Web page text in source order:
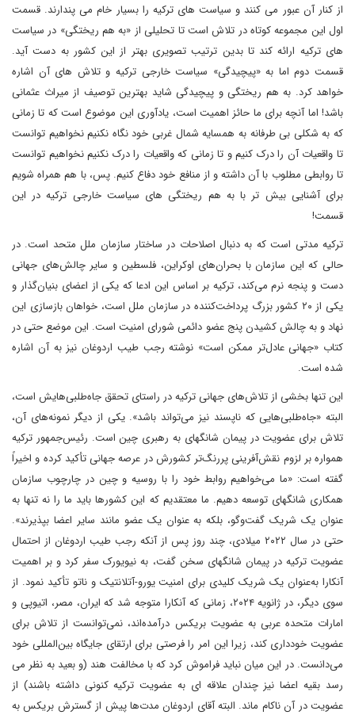
از کنار آن عبور می کنند و سیاست های ترکیه را بسیار خام می پندارند. قسمت
اول این مجموعه کوتاه در تلاش است تا تحلیلی از «به هم ریختگی» در سیاست
های ترکیه ارائه کند تا بدین ترتیب تصویری بهتر از این کشور به دست آید.
قسمت دوم اما به «پیچیدگی» سیاست خارجی ترکیه و تلاش های آن اشاره
خواهد کرد. به هم ریختگی و پیچیدگی شاید بهترین توصیف از میراث عثمانی
باشد! اما آنچه برای ما حائز اهمیت است، یادآوری این موضوع است که تا زمانی
که به شکلی بی طرفانه به همسایه شمال غربی خود نگاه نکنیم نخواهیم توانست
تا واقعیات آن را درک کنیم و تا زمانی که واقعیات را درک نکنیم نخواهیم توانست
تا روابطی مطلوب با آن داشته و از منافع خود دفاع کنیم. پس، با هم همراه شویم
برای آشنایی بیش تر با به هم ریختگی های سیاست خارجی ترکیه در این
قسمت!
ترکیه مدتی است که به دنبال اصلاحات در ساختار سازمان ملل متحد است. در
حالی که این سازمان با بحران‌های اوکراین، فلسطین و سایر چالش‌های جهانی
دست و پنجه نرم می‌کند، ترکیه بر اساس این ادعا که یکی از اعضای بنیان‌گذار و
یکی از ۲۰ کشور بزرگ پرداخت‌کننده در سازمان ملل است، خواهان بازسازی این
نهاد و به چالش کشیدن پنج عضو دائمی شورای امنیت است. این موضع حتی در
کتاب «جهانی عادل‌تر ممکن است» نوشته رجب طیب اردوغان نیز به آن اشاره
شده است.
این تنها بخشی از تلاش‌های جهانی ترکیه در راستای تحقق جاه‌طلبی‌هایش است،
البته «جاه‌طلبی‌هایی که ناپسند نیز می‌تواند باشد». یکی از دیگر نمونه‌های آن،
تلاش برای عضویت در پیمان شانگهای به رهبری چین است. رئیس‌جمهور ترکیه
همواره بر لزوم نقش‌آفرینی پررنگ‌تر کشورش در عرصه جهانی تأکید کرده و اخیراً
گفته است: «ما می‌خواهیم روابط خود را با روسیه و چین در چارچوب سازمان
همکاری شانگهای توسعه دهیم. ما معتقدیم که این کشورها باید ما را نه تنها به
عنوان یک شریک گفت‌وگو، بلکه به عنوان یک عضو مانند سایر اعضا بپذیرند».
حتی در سال ۲۰۲۲ میلادی، چند روز پس از آنکه رجب طیب اردوغان از احتمال
عضویت ترکیه در پیمان شانگهای سخن گفت، به نیویورک سفر کرد و بر اهمیت
آنکارا به‌عنوان یک شریک کلیدی برای امنیت یورو-آتلانتیک و ناتو تأکید نمود. از
سوی دیگر، در ژانویه ۲۰۲۴، زمانی که آنکارا متوجه شد که ایران، مصر، اتیوپی و
امارات متحده عربی به عضویت بریکس درآمده‌اند، نمی‌توانست از تلاش برای
عضویت خودداری کند، زیرا این امر را فرصتی برای ارتقای جایگاه بین‌المللی خود
می‌دانست. در این میان نباید فراموش کرد که با مخالفت هند (و بعید به نظر می
رسد بقیه اعضا نیز چندان علاقه ای به عضویت ترکیه کنونی داشته باشند) از
عضویت در آن ناکام ماند. البته آقای اردوغان مدت‌ها پیش از گسترش بریکس به